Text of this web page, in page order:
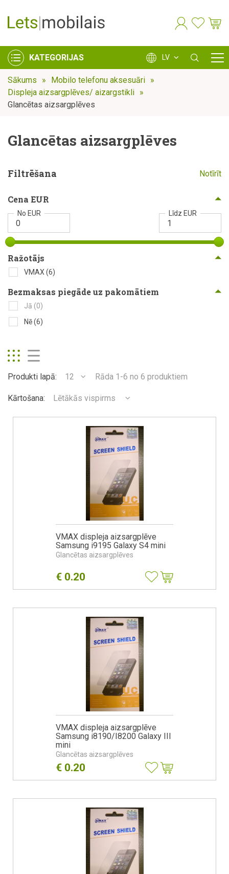
KATEGORIJAS LV
Sākums
Mobilo telefonu aksesuāri
Displeja aizsargplēves/ aizargstikli
Glancētas aizsargplēves
Glancētas aizsargplēves
Filtrēšana Notīrīt
Cena EUR
No EUR Līdz EUR
Ražotājs
VMAX (6)
Bezmaksas piegāde uz pakomātiem
Jā (0)
Nē(6)
Produkti lapā: 12 Rāda 1-6 no 6 produktiem
Kārtošana: Lētākās vispirms
VMAX displeja aizsargplēve
Samsung i9195 Galaxy S4 mini
Glancētas aizsargplēves
€ 0.20
VMAX displeja aizsargplēve
Samsung i8190/I8200 Galaxy III
mini
Glancētas aizsargplēves
€ 0.20